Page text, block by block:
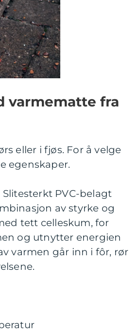
varmematte fra
eller i fjøs. For å velge
egenskaper.
PVC-belagt
av styrke og
tett celleskum, for
og utnytter energien
varmen går inn i fôr, rør